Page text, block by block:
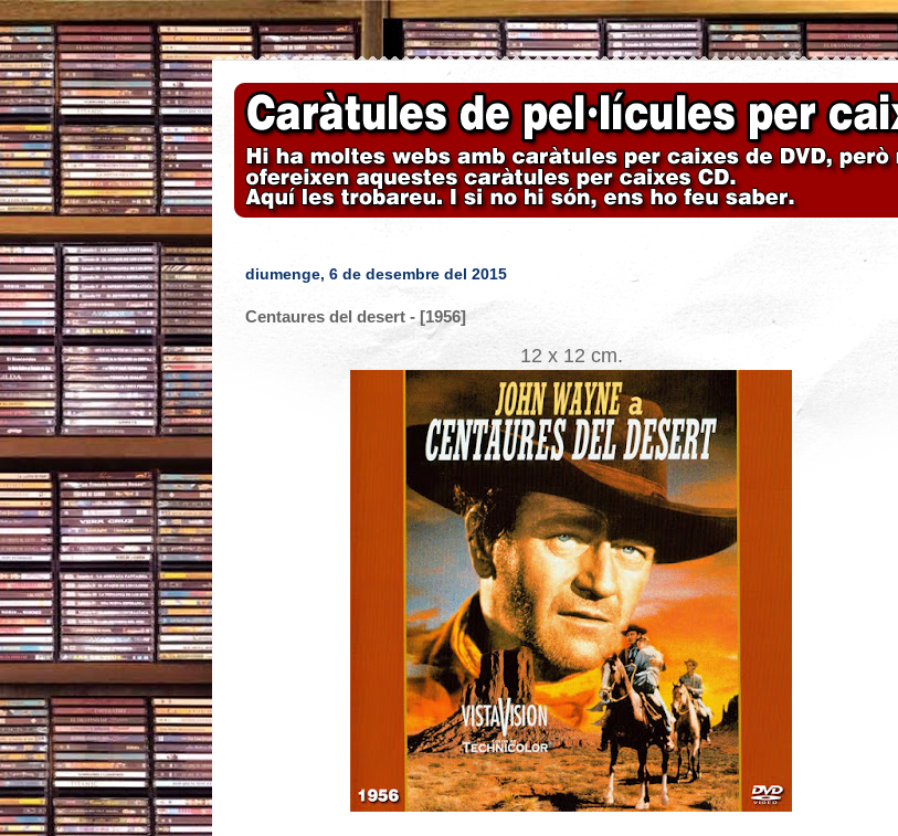
diumenge, 6 de desembre del 2015
Centaures del desert - [1956]
12 x 12 cm.